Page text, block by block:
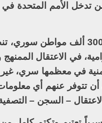
تدخل الأمم المتحدة
اليوم هناك مايزيد على
في الاعتقال
في معظمها سري،
تتوفر عنهم أي
– السجن –